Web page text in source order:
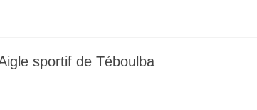
sportif de Téboulba